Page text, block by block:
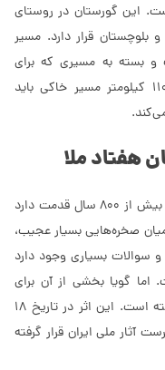
این گورستان در روستای
بلوچستان قرار دارد. مسیر
و بسته به مسیری که برای
رسیدن به آن انتخاب می‌کنید بین 60 تا 110 کیلومتر مسیر خاکی باید
هفتاد ملا
گفته می‌شود گورستان هفتاد ملا در میرجاوه بیش از 800 سال قدمت دارد
صخره‌هایی بسیار عجیب،
سوالات بسیاری وجود دارد
گویا بخشی از آن برای
اشراف بوده و بخش دیگر به رعایا تعلق داشته است. این اثر در تاریخ 18
با شماره‌ی ثبت 3826 در فهرست آثار ملی ایران قرار گرفته